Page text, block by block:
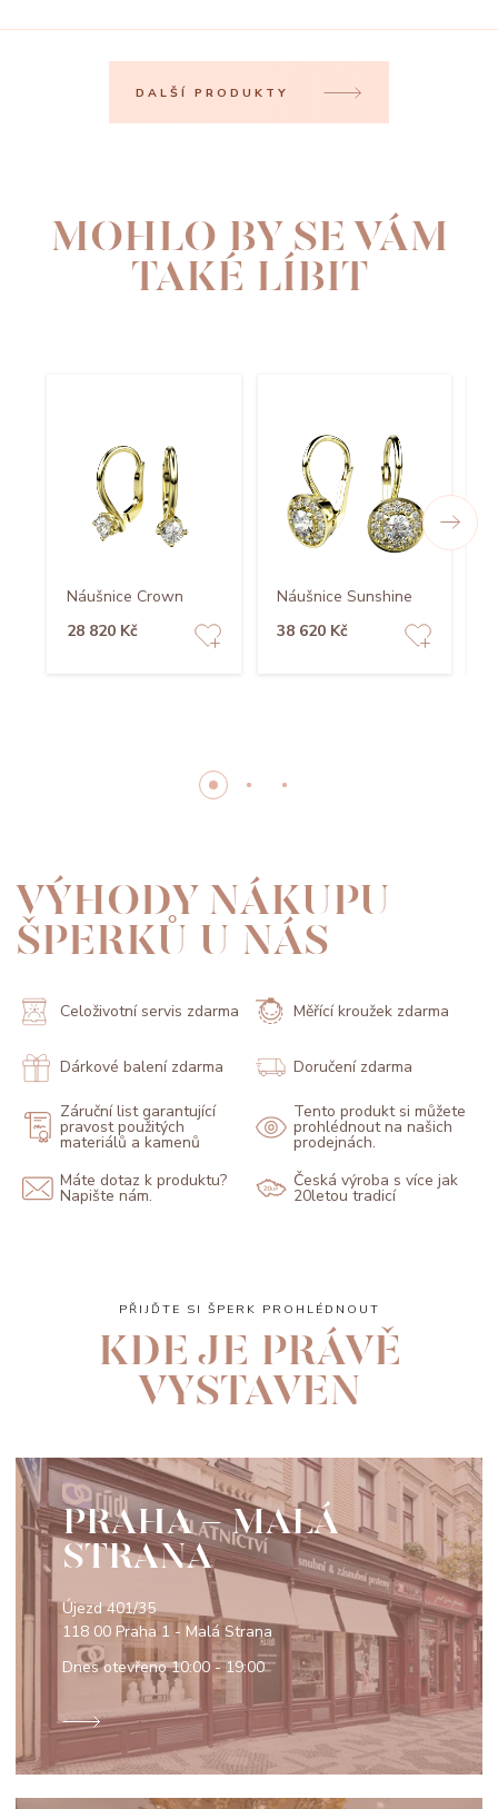
DALŠÍ PRODUKTY
MOHLO BY SE VÁM
TAKÉ LÍBIT
Náušnice Crown
28 820 Kč
Náušnice Sunshine
38 620 Kč
VÝHODY NÁKUPU
ŠPERKŮ U NÁS
Celoživotní servis zdarma Měřící kroužek zdarma
Dárkové balení zdarma Doručení zdarma
Záruční list garantující
pravost použitých
materiálů a kamenů
Tento produkt si můžete
prohlédnout na našich
prodejnách.
Máte dotaz k produktu?
Napište nám.
Česká výroba s více jak
20letou tradicí
PŘIJĎTE SI ŠPERK PROHLÉDNOUT
KDE JE PRÁVĚ
VYSTAVEN
PRAHA - MALÁ
STRANA
Újezd 401/35
118 00 Praha 1 - Malá Strana
Dnes otevřeno10:00 - 19:00